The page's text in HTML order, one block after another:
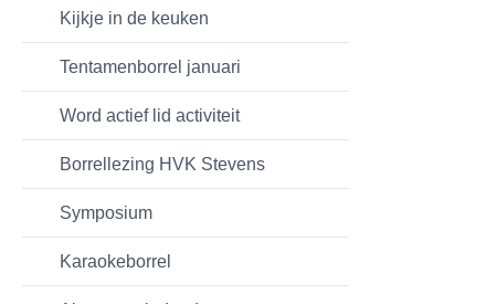
Kijkje in de keuken
Tentamenborrel januari
Word actief lid activiteit
Borrellezing HVK Stevens
Symposium
Karaokeborrel